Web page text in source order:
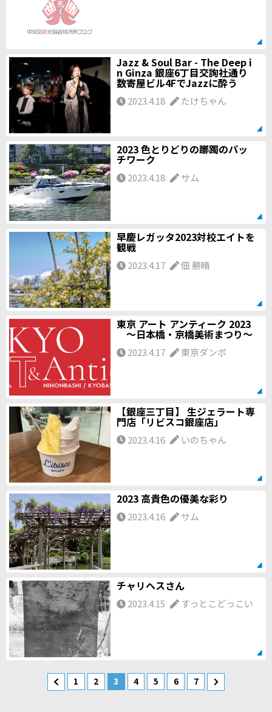
Jazz & Soul Bar - The Deep i
n Ginza 銀座6丁目交詢社通り
数寄屋ビル4FでJazzに酔う
2023.4.18 たけちゃん
2023 色とりどりの躑躅のパッ
チワーク
2023.4.18 サム
早慶レガッタ2023対校エイトを
観戦
2023.4.17 佃 勝晴
東京 アート アンティーク 2023
～日本橋・京橋美術まつり～
2023.4.17 東京ダンボ
【銀座三丁目】 生ジェラート専
門店「リビスコ銀座店」
2023.4.16 いのちゃん
2023 高貴色の優美な彩り
2023.4.16 サム
チャリヘスさん
2023.4.15 すっとこどっこい
1 2 3 4 5 6 7